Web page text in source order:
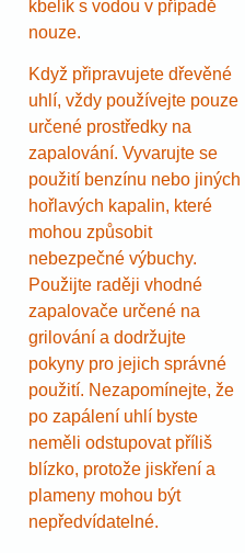
kbelík s vodou v případě
nouze.
Když připravujete dřevěné
uhlí, vždy používejte pouze
určené prostředky na
zapalování. Vyvarujte se
použití benzínu nebo jiných
hořlavých kapalin, které
mohou způsobit
nebezpečné výbuchy.
Použijte raději vhodné
zapalovače určené na
grilování a dodržujte
pokyny pro jejich správné
použití. Nezapomínejte, že
po zapálení uhlí byste
neměli odstupovat příliš
blízko, protože jiskření a
plameny mohou být
nepředvídatelné.